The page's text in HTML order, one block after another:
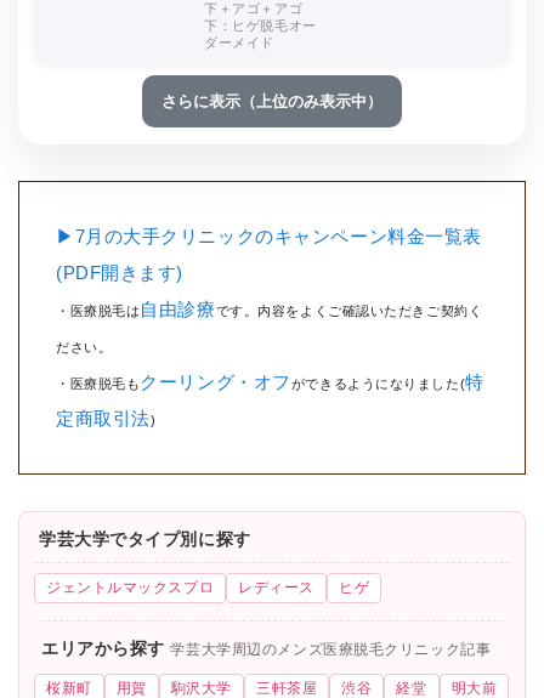
下＋アゴ＋アゴ
下：ヒゲ脱毛オー
ダーメイド
さらに表示（上位のみ表示中）
▶7月の大手クリニックのキャンペーン料金一覧表
(PDF開きます)
・医療脱毛は 自由診療です。内容をよくご確認いただきご契約く
ださい。
・医療脱毛も クーリング・オフ ができるようになりました(特
定商取引法)
学芸大学でタイプ別に探す
ジェントルマックスプロ レディース ヒゲ
エリアから探す学芸大学周辺のメンズ医療脱毛クリニック記事
桜新町 用賀 駒沢大学 三軒茶屋 渋谷 経堂
明大前